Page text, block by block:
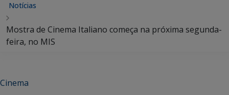
Notícias
Mostra de Cinema Italiano começa na próxima segunda-
feira, no MIS
Cinema